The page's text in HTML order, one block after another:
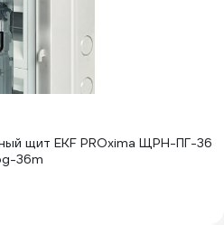
щит EKF PROxima ЩРН-ПГ-36
36m